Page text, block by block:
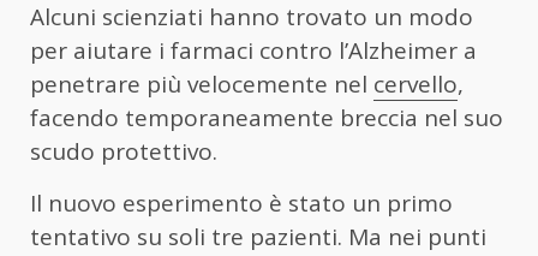
Alcuni scienziati hanno trovato un modo
per aiutare i farmaci contro l’Alzheimer a
penetrare più velocemente nel cervello,
facendo temporaneamente breccia nel suo
scudo protettivo.
Il nuovo esperimento è stato un primo
tentativo su soli tre pazienti. Ma nei punti